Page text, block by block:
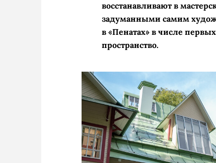
восстанавливают в
задуманными самим
в «Пенатах» в числе
пространство.